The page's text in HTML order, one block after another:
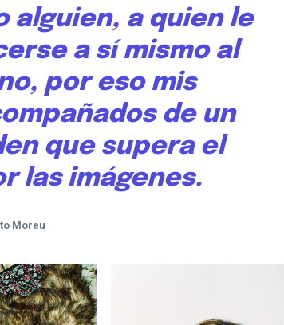
alguien, a quien le
a sí mismo al
por eso mis
de un
que supera el
las imágenes.
Moreu